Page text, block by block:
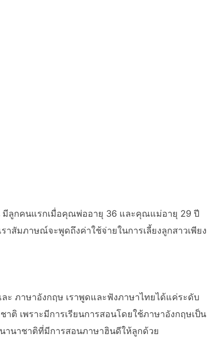
มีลูกคนแรกเมื่อคุณพ่ออายุ 36 และคุณแม่อายุ 29 ปี
สัมภาษณ์จะพูดถึงค่าใช้จ่ายในการเลี้ยงลูกสาวเพียง
ะ ภาษาอังกฤษ เราพูดและฟังภาษาไทยได้แค่ระดับ
ติ เพราะมีการเรียนการสอนโดยใช้ภาษาอังกฤษเป็น
นานาชาติที่มีการสอนภาษาฮินดีให้ลูกด้วย